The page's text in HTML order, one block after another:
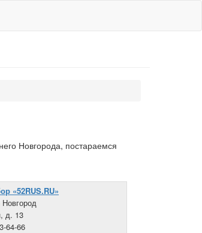
Новгорода, постараемся
«52RUS.RU»
д. 13
64-66